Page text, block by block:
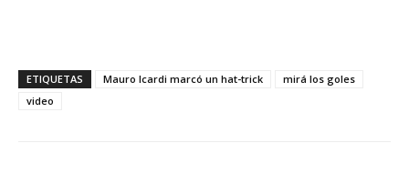
ETIQUETAS Mauro Icardi marcó un hat-trick
mirá los goles
video